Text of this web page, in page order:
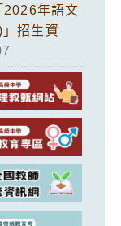
2026年語文
招生資